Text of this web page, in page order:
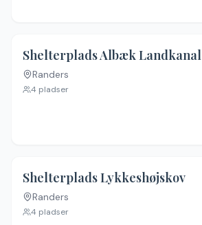
Ingen billeder
Shelterplads Albæk Landkanal
Randers
4 pladser
Ingen billeder
Shelterplads Lykkeshøjskov
Randers
4 pladser